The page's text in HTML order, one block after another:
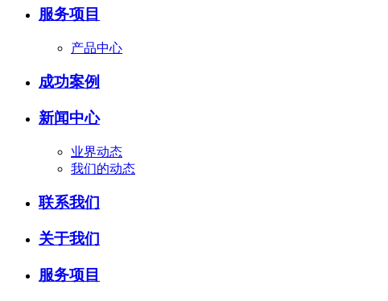
服务项目
产品中心
成功案例
新闻中心
业界动态
我们的动态
联系我们
关于我们
服务项目